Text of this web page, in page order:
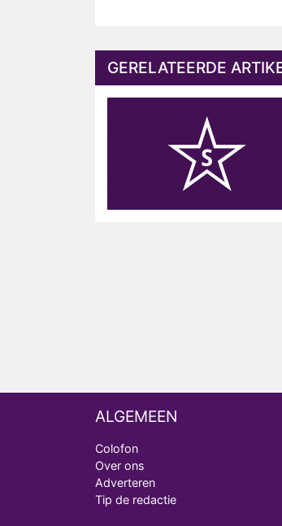
GERELATEERDE
ALGEMEEN
Colofon
Over ons
Adverteren
Tip de redactie